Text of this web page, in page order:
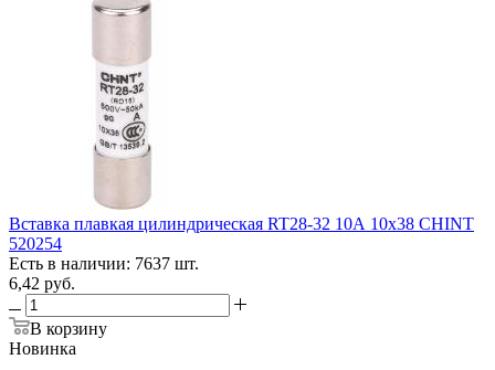
Вставка плавкая цилиндрическая RT28-32 10А 10х38 CHINT
520254
Есть в наличии: 7637 шт.
6,42 руб.
В корзину
Новинка